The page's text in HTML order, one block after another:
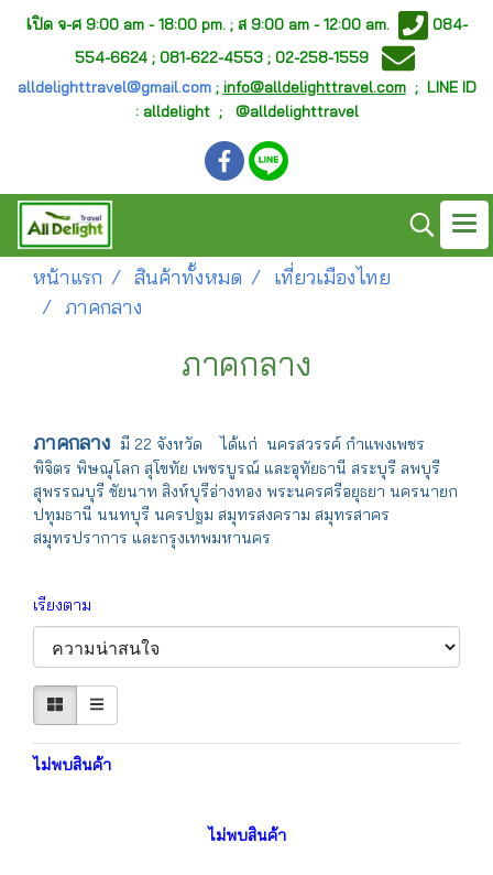
เปิด จ-ศ 9:00 am - 18:00 pm. ; ส 9:00 am - 12:00 am.
084-
554-6624 ; 081-622-4553 ; 02-258-1559
alldelighttravel@gmail.com; info@alldelighttravel.com; LINE ID
: alldelight ; @alldelighttravel
หน้าแรก สินค้าทั้งหมด
เที่ยวเมืองไทย
ภาคกลาง
ภาคกลาง
ภาคกลาง มี 22 จังหวัด ได้แก่ นครสวรรค์ กำแพงเพชร
พิจิตร พิษณุโลก สุโขทัย เพชรบูรณ์ และอุทัยธานี สระบุรี ลพบุรี
สุพรรณบุรี ชัยนาท สิงห์บุรีอ่างทอง พระนครศรีอยุธยา นครนายก
ปทุมธานี นนทบุรี นครปฐม สมุทรสงคราม สมุทรสาคร
สมุทรปราการ และกรุงเทพมหานคร
เรียงตาม
ไม่พบสินค้า
ไม่พบสินค้า